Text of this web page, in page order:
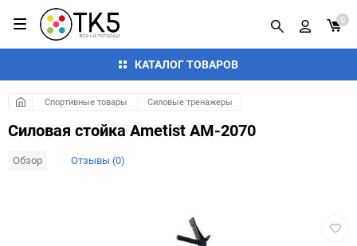
КАТАЛОГ ТОВАРОВ
0
Спортивные товары Силовые тренажеры
Силовая стойка Ametist AM-2070
Обзор Отзывы (0)